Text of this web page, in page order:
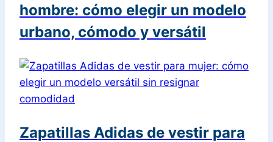
hombre: cómo elegir un modelo
urbano, cómodo y versátil
Zapatillas Adidas de vestir para